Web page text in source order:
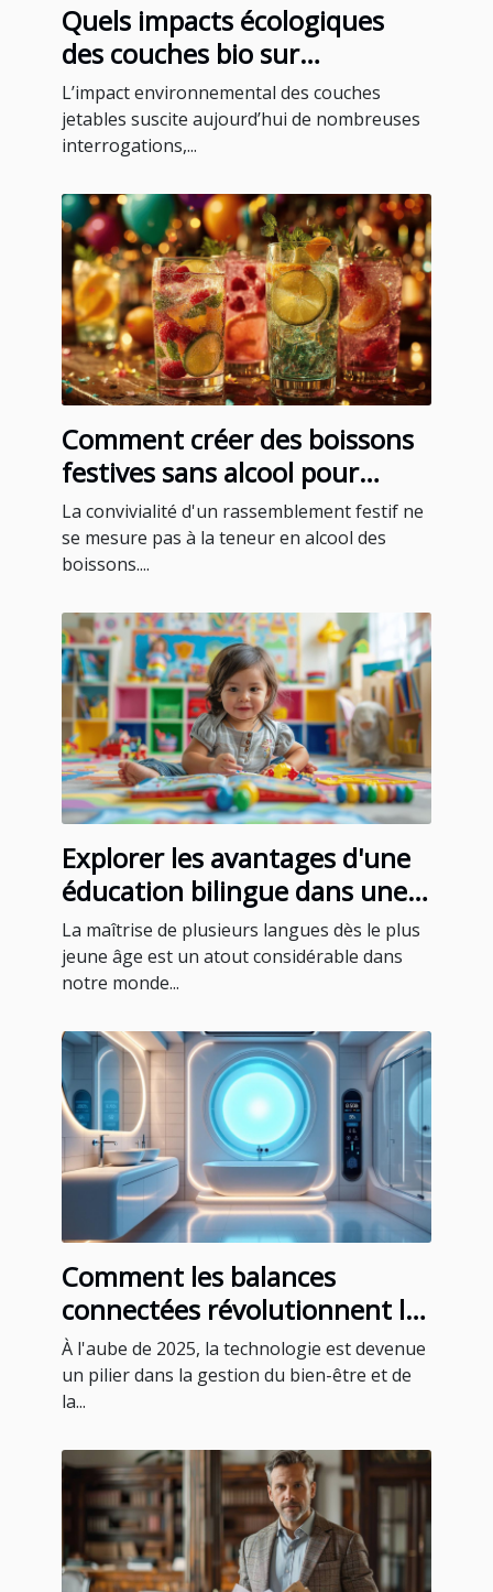
Quels impacts écologiques
des couches bio sur
l'environnement ?
L’impact environnemental des couches
jetables suscite aujourd’hui de nombreuses
interrogations,...
Comment créer des boissons
festives sans alcool pour
toutes les occasions
La convivialité d'un rassemblement festif ne
se mesure pas à la teneur en alcool des
boissons....
Explorer les avantages d'une
éducation bilingue dans une
école maternelle privée
La maîtrise de plusieurs langues dès le plus
jeune âge est un atout considérable dans
notre monde...
Comment les balances
connectées révolutionnent le
suivi de la santé en 2025
À l'aube de 2025, la technologie est devenue
un pilier dans la gestion du bien-être et de
la...